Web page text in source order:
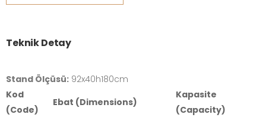
Teknik Detay
Stand Ölçüsü: 92x40h180cm
Kod
(Code)
Ebat (Dimensions)
Kapasite
(Capacity)